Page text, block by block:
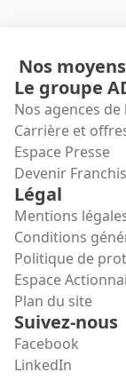
Nos
Le groupe
Nos agences
Carrière et
Espace Presse
Devenir
Légal
Mentions
Conditions
Politique de
Espace
Plan du site
Suivez-nous
Facebook
LinkedIn